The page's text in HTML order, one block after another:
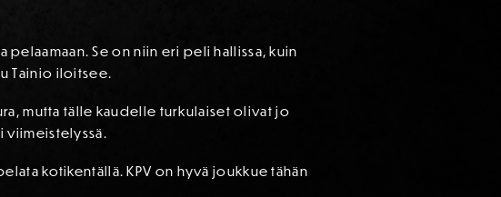
pelaamaan. Se on niin eri peli hallissa, kuin
Tainio iloitsee.
mutta tälle kaudelle turkulaiset olivat jo
viimeistelyssä.
kotikentällä. KPV on hyvä joukkue tähän